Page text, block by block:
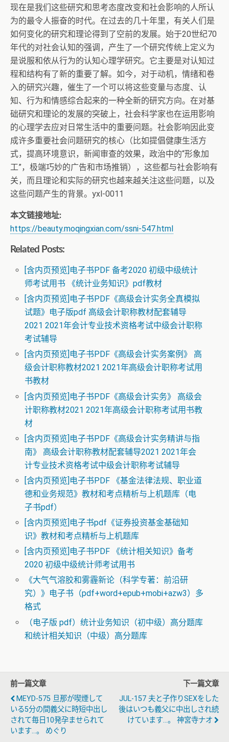
现在是我们这些研究和思考态度改变和社会影响的人所认
为的最令人振奋的时代。在过去的几十年里，有关人们是
如何变化的研究和理论得到了空前的发展。 始于20世纪70
年代的对社会认知的强调，产生了一个研究传统上定义为
是说服和依从行为的认知心理学研究。它主要是对认知过
程和结构有了新的重要了解。如今，对于动机，情绪和卷
入的研究兴趣，催生了一个可以将这些变量与态度、认
知、行为和情感综合起来的一种全新的研究方向。在对基
础研究和理论的发展的突破上，社会科学家也在运用影响
的心理学去应对日常生活中的重要问题。社会影响因此变
成许多重要社会问题研究的核心（比如提倡健康生活方
式，提高环境意识，新闻审查的效果，政治中的“形象加
工”，极端巧妙的广告和市场推销），这些都与社会影响有
关，而且理论和实际的研究也越来越关注这些问题，以及
这些问题产生的背景。yxl-0011
本文链接地址:
https://beauty.moqingxian.com/ssni-547.html
Related Posts:
[含内页预览]电子书PDF 备考2020 初级中级统计
师考试用书 《统计业务知识》pdf教材
[含内页预览]电子书PDF《高级会计实务全真模拟
试题》电子版pdf 高级会计职称教材配套辅导
2021 2021年会计专业技术资格考试中级会计职称
考试辅导
[含内页预览]电子书PDF《高级会计实务案例》 高
级会计职称教材2021 2021年高级会计职称考试用
书教材
[含内页预览]电子书PDF《高级会计实务》 高级会
计职称教材2021 2021年高级会计职称考试用书教
材
[含内页预览]电子书PDF《高级会计实务精讲与指
南》 高级会计职称教材配套辅导2021 2021年会
计专业技术资格考试中级会计职称考试辅导
[含内页预览]电子书PDF 《基金法律法规、职业道
德和业务规范》教材和考点精析与上机题库（电
子书pdf）
[含内页预览]电子书pdf《证券投资基金基础知
识》教材和考点精析与上机题库
[含内页预览]电子书PDF 《统计相关知识》备考
2020 初级中级统计师考试用书
《大气气溶胶和雾霾新论（科学专著：前沿研
究）》电子书（pdf+word+epub+mobi+azw3）多
格式
（电子版 pdf）统计业务知识（初中级）高分题库
和统计相关知识（中级）高分题库
前一篇文章
MEYD-575 旦那が喫煙して
いる5分の間義父に時短中出し
されて毎日10発孕ませられて
います…。 めぐり
下一篇文章
JUL-157 夫と子作りSEXをした
後はいつも義父に中出しされ続
けています…。 神宮寺ナオ